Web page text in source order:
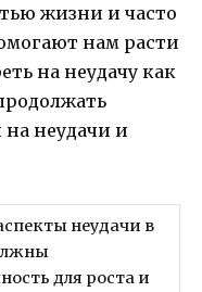
жизни и часто
нам расти
на неудачу как
на неудачи и
неудачи в
для роста и